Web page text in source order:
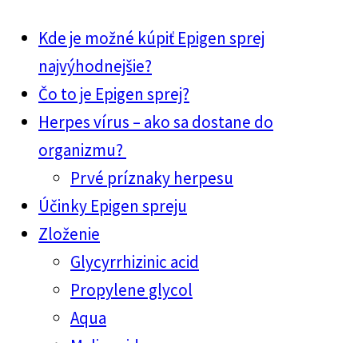
Kde je možné kúpiť Epigen sprej
najvýhodnejšie?
Čo to je Epigen sprej?
Herpes vírus – ako sa dostane do
organizmu?
Prvé príznaky herpesu
Účinky Epigen spreju
Zloženie
Glycyrrhizinic acid
Propylene glycol
Aqua